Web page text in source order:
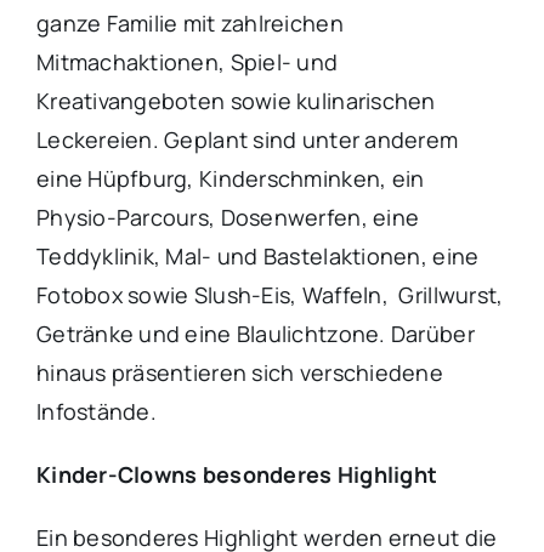
ganze Familie mit zahlreichen
Mitmachaktionen, Spiel- und
Kreativangeboten sowie kulinarischen
Leckereien. Geplant sind unter anderem
eine Hüpfburg, Kinderschminken, ein
Physio-Parcours, Dosenwerfen, eine
Teddyklinik, Mal- und Bastelaktionen, eine
Fotobox sowie Slush-Eis, Waffeln, Grillwurst,
Getränke und eine Blaulichtzone. Darüber
hinaus präsentieren sich verschiedene
Infostände.
Kinder-Clowns besonderes Highlight
Ein besonderes Highlight werden erneut die